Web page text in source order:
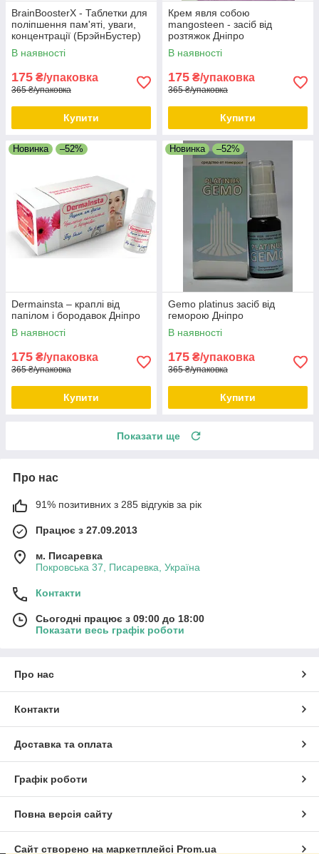
BrainBoosterX - Таблетки для
поліпшення пам'яті, уваги,
концентрації (БрэйнБустер)
Дніпро
В наявності
175 ₴/упаковка
365 ₴/упаковка
Купити
Крем явля собою
mangosteen - засіб від
розтяжок Дніпро
В наявності
175 ₴/упаковка
365 ₴/упаковка
Купити
Новинка –52%
Dermainsta – краплі від
папілом і бородавок Дніпро
В наявності
175 ₴/упаковка
365 ₴/упаковка
Купити
Новинка –52%
Gemo platinus засіб від
геморою Дніпро
В наявності
175 ₴/упаковка
365 ₴/упаковка
Купити
Показати ще
Про нас
91% позитивних з 285 відгуків за рік
Працює з 27.09.2013
м. Писаревка
Покровська 37, Писаревка, Україна
Контакти
Сьогодні працює з 09:00 до 18:00
Показати весь графік роботи
Про нас
Контакти
Доставка та оплата
Графік роботи
Повна версія сайту
Сайт створено на маркетплейсі Prom.ua